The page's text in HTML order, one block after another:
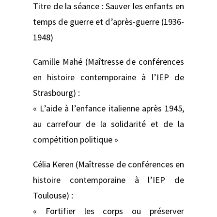
Titre de la séance : Sauver les enfants en
temps de guerre et d’après-guerre (1936-
1948)
Camille Mahé (Maîtresse de conférences
en histoire contemporaine à l’IEP de
Strasbourg) :
« L’aide à l’enfance italienne après 1945,
au carrefour de la solidarité et de la
compétition politique »
Célia Keren (Maîtresse de conférences en
histoire contemporaine à l’IEP de
Toulouse) :
« Fortifier les corps ou préserver